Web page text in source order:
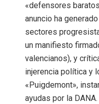
«defensores
anuncio ha
sectores
un manifiesto
valencianos), y
injerencia política y
«Puigdemont»,
ayudas por la DANA.